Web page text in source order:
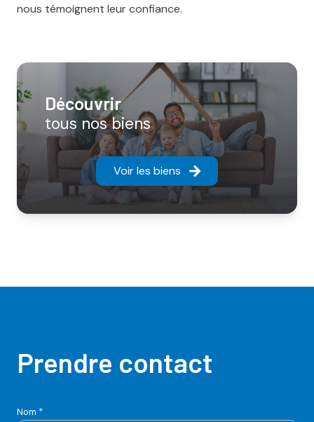
découvrir
tous nos biens
Voir les biens
nous témoignent leur confiance.
Prendre contact
Nom *